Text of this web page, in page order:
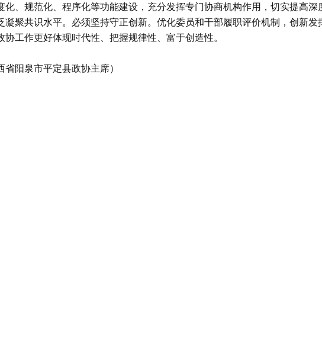
化、规范化、程序化等功能建设，充分发挥专门协商机构作用，切实提高深
凝聚共识水平。必须坚持守正创新。优化委员和干部履职评价机制，创新发
工作更好体现时代性、把握规律性、富于创造性。
省阳泉市平定县政协主席）